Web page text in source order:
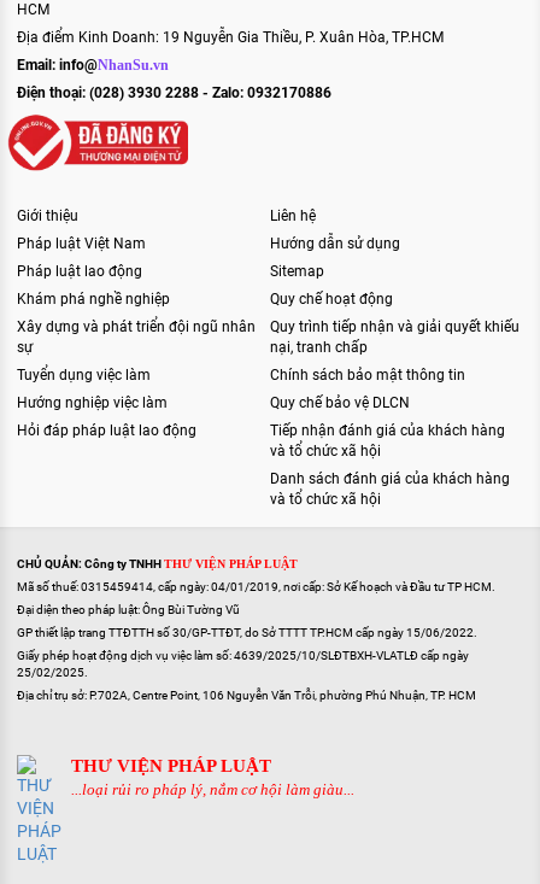
HCM
Địa điểm Kinh Doanh: 19 Nguyễn Gia Thiều, P. Xuân Hòa, TP.HCM
Email: info@NhanSu.vn
Điện thoại: (028) 3930 2288 - Zalo: 0932170886
Giới thiệu
Pháp luật Việt Nam
Pháp luật lao động
Khám phá nghề nghiệp
Xây dựng và phát triển đội ngũ nhân
sự
Tuyển dụng việc làm
Hướng nghiệp việc làm
Hỏi đáp pháp luật lao động
Liên hệ
Hướng dẫn sử dụng
Sitemap
Quy chế hoạt động
Quy trình tiếp nhận và giải quyết khiếu
nại, tranh chấp
Chính sách bảo mật thông tin
Quy chế bảo vệ DLCN
Tiếp nhận đánh giá của khách hàng
và tổ chức xã hội
Danh sách đánh giá của khách hàng
và tổ chức xã hội
CHỦ QUẢN: Công ty TNHHTHƯ VIỆN PHÁP LUẬT
Mã số thuế: 0315459414, cấp ngày: 04/01/2019, nơi cấp: Sở Kế hoạch và Đầu tư TP HCM.
Đại diện theo pháp luật: Ông Bùi Tường Vũ
GP thiết lập trang TTĐTTH số 30/GP-TTĐT, do Sở TTTT TP.HCM cấp ngày 15/06/2022.
Giấy phép hoạt động dịch vụ việc làm số: 4639/2025/10/SLĐTBXH-VLATLĐ cấp ngày
25/02/2025.
Địa chỉ trụ sở: P.702A, Centre Point, 106 Nguyễn Văn Trỗi, phường Phú Nhuận, TP. HCM
THƯ VIỆN PHÁP LUẬT
...loại rủi ro pháp lý, nắm cơ hội làm giàu...